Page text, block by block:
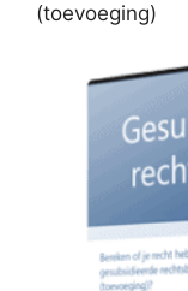
(toevoeging)